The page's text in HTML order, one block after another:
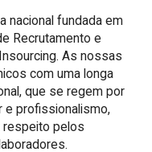
nacional fundada em
Recrutamento e
As nossas
com uma longa
que se regem por
e profissionalismo,
respeito pelos